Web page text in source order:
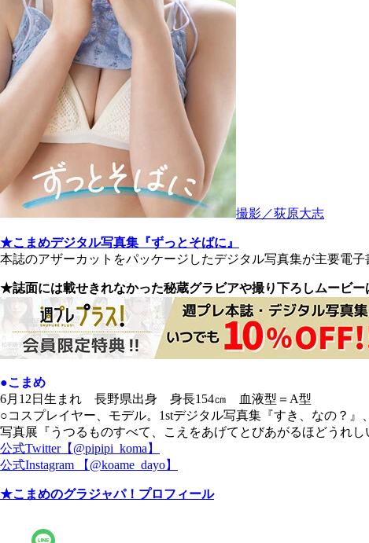
撮影／荻原大志
★こまめデジタル写真集『ずっとそばに』
本誌のアザーカットをパッケージしたデジタル写真集が主要電
★誌面には載せきれなかった秘蔵グラビアや撮り下ろしムービー
●こまめ
6月12日生まれ 長野県出身 身長154㎝ 血液型＝A型
○コスプレイヤー、モデル。1stデジタル写真集『すき、なの？』
写真展『うつるものすべて、こえをあげてとびあがるほどうれ
公式Twitter【@pipipi_koma】
公式Instagram 【@koame_dayo】
★こまめのグラジャパ！プロフィール